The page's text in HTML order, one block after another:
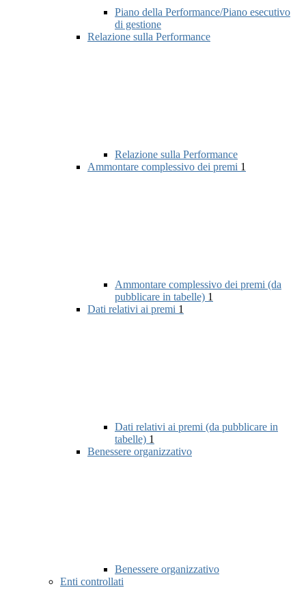
Piano della Performance/Piano esecutivo
di gestione
Relazione sulla Performance
Relazione sulla Performance
Ammontare complessivo dei premi 1
Ammontare complessivo dei premi (da
pubblicare in tabelle) 1
Dati relativi ai premi 1
Dati relativi ai premi (da pubblicare in
tabelle) 1
Benessere organizzativo
Benessere organizzativo
Enti controllati